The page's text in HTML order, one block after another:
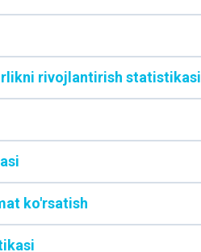
rivojlantirish statistikasi
ko'rsatish